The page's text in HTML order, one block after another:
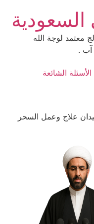
معتمد لوجة الله
الأسئلة الشائعة
علاج وعمل السحر